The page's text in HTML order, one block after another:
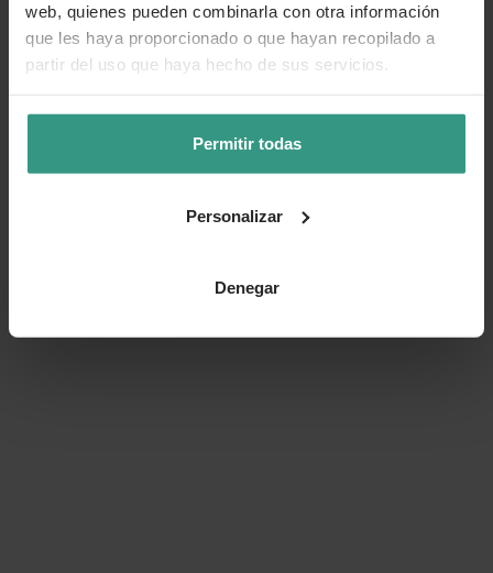
web, quienes pueden combinarla con otra información
que les haya proporcionado o que hayan recopilado a
partir del uso que haya hecho de sus servicios.
Permitir todas
Personalizar
Denegar